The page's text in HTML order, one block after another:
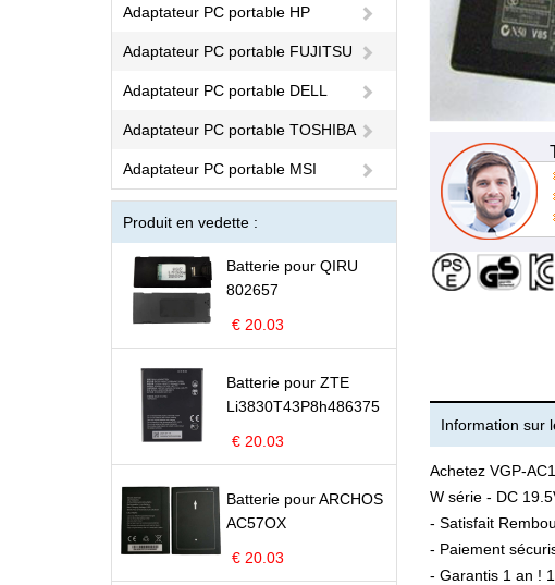
Adaptateur PC portable HP
Adaptateur PC portable FUJITSU
Adaptateur PC portable DELL
Adaptateur PC portable TOSHIBA
Adaptateur PC portable MSI
Produit en vedette :
Batterie pour QIRU
802657
€ 20.03
Batterie pour ZTE
Li3830T43P8h486375
€ 20.03
Batterie pour ARCHOS
AC57OX
€ 20.03
Information sur
Achetez VGP-
W série - DC
- Satisfait
- Paiement
- Garantis 1 an !